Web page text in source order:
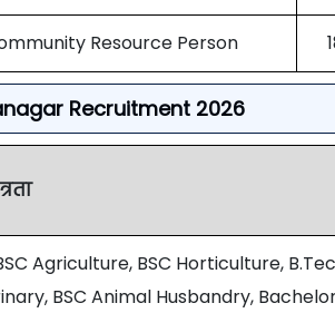
Resource Person
Recruitment 2026
Agriculture, BSC Horticulture,
BSC Animal Husbandry,